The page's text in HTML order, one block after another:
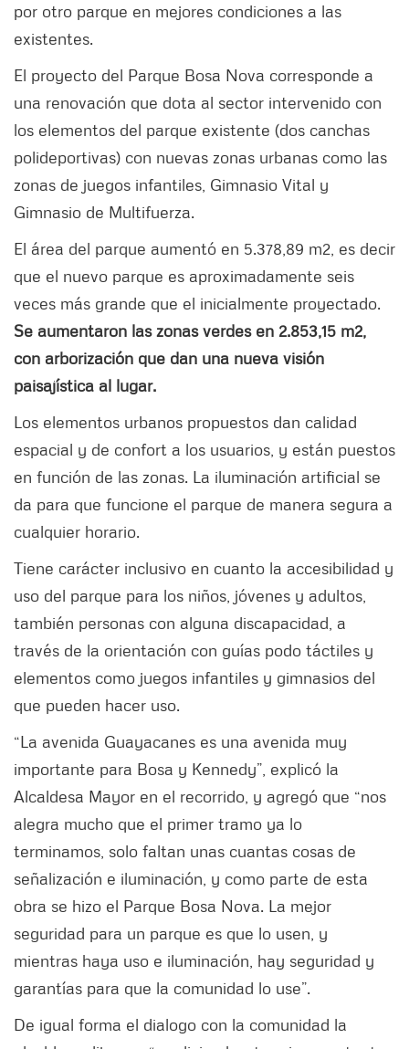
por otro parque en mejores condiciones a las
existentes.
El proyecto del Parque Bosa Nova corresponde a
una renovación que dota al sector intervenido con
los elementos del parque existente (dos canchas
polideportivas) con nuevas zonas urbanas como las
zonas de juegos infantiles, Gimnasio Vital y
Gimnasio de Multifuerza.
El área del parque aumentó en 5.378,89 m2, es decir
que el nuevo parque es aproximadamente seis
veces más grande que el inicialmente proyectado.
Se aumentaron las zonas verdes en 2.853,15 m2,
con arborización que dan una nueva visión
paisajística al lugar.
Los elementos urbanos propuestos dan calidad
espacial y de confort a los usuarios, y están puestos
en función de las zonas. La iluminación artificial se
da para que funcione el parque de manera segura a
cualquier horario.
Tiene carácter inclusivo en cuanto la accesibilidad y
uso del parque para los niños, jóvenes y adultos,
también personas con alguna discapacidad, a
través de la orientación con guías podo táctiles y
elementos como juegos infantiles y gimnasios del
que pueden hacer uso.
“La avenida Guayacanes es una avenida muy
importante para Bosa y Kennedy”, explicó la
Alcaldesa Mayor en el recorrido, y agregó que “nos
alegra mucho que el primer tramo ya lo
terminamos, solo faltan unas cuantas cosas de
señalización e iluminación, y como parte de esta
obra se hizo el Parque Bosa Nova. La mejor
seguridad para un parque es que lo usen, y
mientras haya uso e iluminación, hay seguridad y
garantías para que la comunidad lo use”.
De igual forma el dialogo con la comunidad la